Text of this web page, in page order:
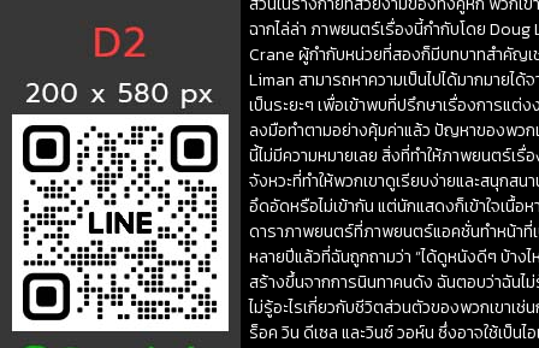
ฉากไล่ล่า ภาพยนตร์เรื่องนี้กำกับโดย
Crane ผู้กำกับหน่วยที่สองก็มีบทบาทสำคัญเ
Liman สามารถหาความเป็นไปได้มากมาย
เป็นระยะๆ เพื่อเข้าพบที่ปรึกษาเรื่องการแ
ลงมือทำตามอย่างคุ้มค่าแล้ว ปัญหาของพวก
นี้ไม่มีความหมายเลย สิ่งที่ทำให้ภาพยนตร์เ
จังหวะที่ทำให้พวกเขาดูเรียบง่ายและสนุกส
อึดอัดหรือไม่เข้ากัน แต่นักแสดงก็เข้าใจเนื้อ
ดาราภาพยนตร์ที่ภาพยนตร์แอคชั่นทำหน้าที่เ
หลายปีแล้วที่ฉันถูกถามว่า “ได้ดูหนังดีๆ บ้าง
สร้างขึ้นจากการนินทาคนดัง ฉันตอบว่าฉันไ
ไม่รู้อะไรเกี่ยวกับชีวิตส่วนตัวของพวกเขาเ
ร็อค วิน ดีเซล และวินซ์ วอห์น ซึ่งอาจใช้เป็น